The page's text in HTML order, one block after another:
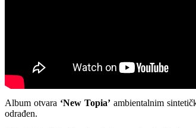
Album otvara ‘New Topia’ambientalnim
odrađen.